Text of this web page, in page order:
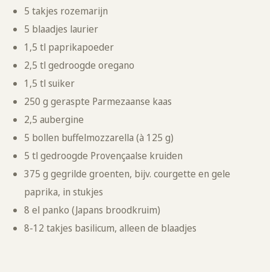
5 takjes rozemarijn
5 blaadjes laurier
1,5 tl paprikapoeder
2,5 tl gedroogde oregano
1,5 tl suiker
250 g geraspte Parmezaanse kaas
2,5 aubergine
5 bollen buffelmozzarella (à 125 g)
5 tl gedroogde Provençaalse kruiden
375 g gegrilde groenten, bijv. courgette en gele
paprika, in stukjes
8 el panko (Japans broodkruim)
8-12 takjes basilicum, alleen de blaadjes